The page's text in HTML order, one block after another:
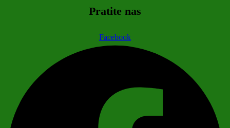
Pratite nas
Facebook